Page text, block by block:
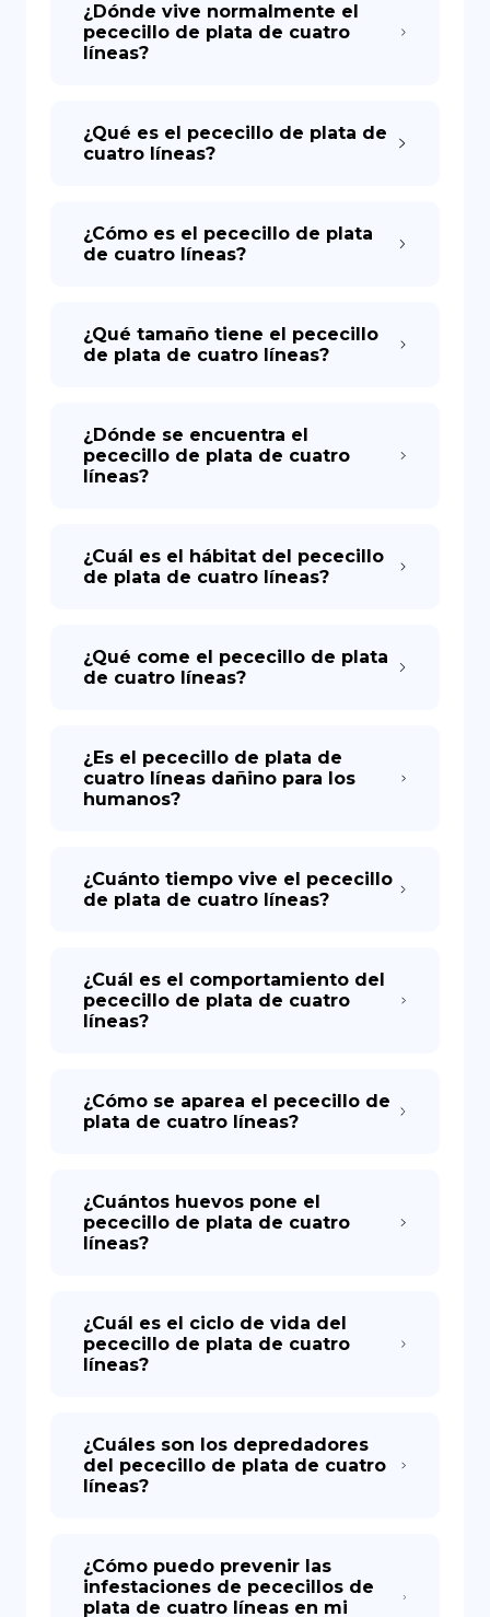
¿Dónde vive normalmente el
pececillo de plata de cuatro
líneas?
¿Qué es el pececillo de plata de
cuatro líneas?
¿Cómo es el pececillo de plata
de cuatro líneas?
¿Qué tamaño tiene el pececillo
de plata de cuatro líneas?
¿Dónde se encuentra el
pececillo de plata de cuatro
líneas?
¿Cuál es el hábitat del pececillo
de plata de cuatro líneas?
¿Qué come el pececillo de plata
de cuatro líneas?
¿Es el pececillo de plata de
cuatro líneas dañino para los
humanos?
¿Cuánto tiempo vive el pececillo
de plata de cuatro líneas?
¿Cuál es el comportamiento del
pececillo de plata de cuatro
líneas?
¿Cómo se aparea el pececillo de
plata de cuatro líneas?
¿Cuántos huevos pone el
pececillo de plata de cuatro
líneas?
¿Cuál es el ciclo de vida del
pececillo de plata de cuatro
líneas?
¿Cuáles son los depredadores
del pececillo de plata de cuatro
líneas?
¿Cómo puedo prevenir las
infestaciones de pececillos de
plata de cuatro líneas en mi